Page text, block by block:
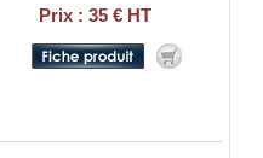
Prix : 35 € HT